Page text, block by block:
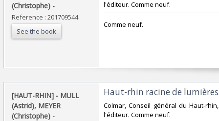
(Christophe) - ‎
Reference : 201709544
See the book
l'éditeur. Comme neuf.‎
‎Comme neuf.‎
‎[HAUT-RHIN] - MULL
(Astrid), MEYER
(Christophe) - ‎
‎Haut-rhin racine de
‎Colmar, Conseil général du Haut-
l'éditeur. Comme neuf.‎